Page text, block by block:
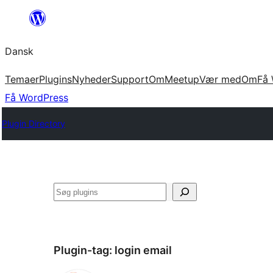
Spring
indhold
Dansk
TemaerPluginsNyhederSupportOmMeetupVær medOmFå
Få WordPress
Plugin Directory
Søg
Plugin-tag: login email